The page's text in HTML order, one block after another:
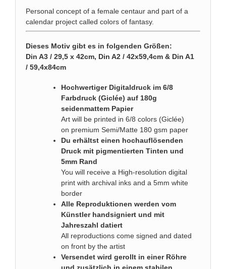
Personal concept of a female centaur and part of a
calendar project called colors of fantasy.
Dieses Motiv gibt es in folgenden Größen:
Din A3 / 29,5 x 42cm, Din A2 / 42x59,4cm & Din A1
/ 59,4x84cm
Hochwertiger Digitaldruck im 6/8
Farbdruck (Giclée) auf 180g
seidenmattem Papier
Art will be printed in 6/8 colors (Giclée)
on premium Semi/Matte 180 gsm paper
Du erhältst einen hochauflösenden
Druck mit pigmentierten Tinten und
5mm Rand
You will receive a High-resolution digital
print with archival inks and a 5mm white
border
Alle Reproduktionen werden vom
Künstler handsigniert und mit
Jahreszahl datiert
All reproductions come signed and dated
on front by the artist
Versendet wird gerollt in einer Röhre